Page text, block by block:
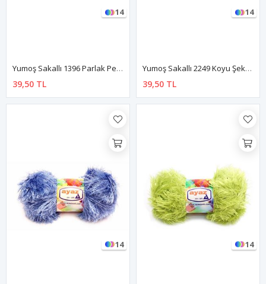
14
Yumoş Sakallı 1396 Parlak Pembe
39,50 TL
14
Yumoş Sakallı 2249 Koyu Şeker Pembe
39,50 TL
14 14